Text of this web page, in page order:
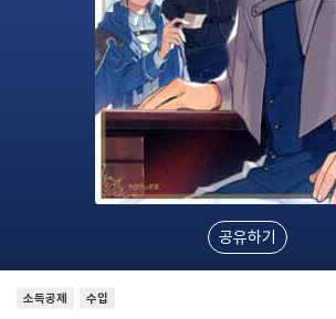
공유하기
소득공제 수입